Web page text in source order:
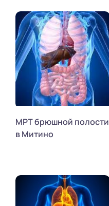
МРТ брюшной полости
в Митино